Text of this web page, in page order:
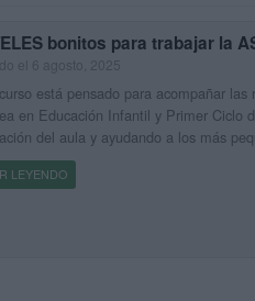
bonitos para trabajar la
está pensado para acompañar las
en Educación Infantil y Primer Ciclo
del aula y ayudando a los más
LEYENDO